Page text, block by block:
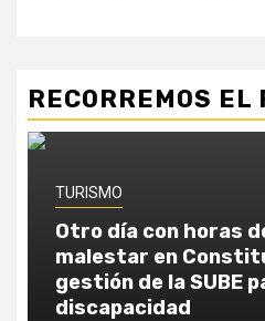
RECORREMOS EL
TURISMO
Otro día con horas
malestar en
gestión de la SUBE
discapacidad